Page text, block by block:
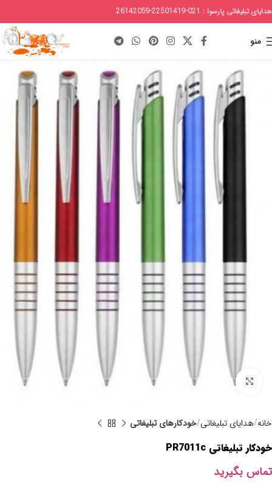
هدایای تبلیغاتی پارسوا : 021-22501419-26142059
منو
برای بزرگنمایی کلیک کنید
خانه هدایای تبلیغاتی خودکارهای تبلیغاتی
خودکار تبلیغاتی PR7011c
تماس بگیرید